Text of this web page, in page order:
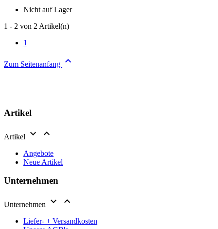
Nicht auf Lager
1 - 2 von 2 Artikel(n)
1
Zum Seitenanfang 
Artikel
Artikel  
Angebote
Neue Artikel
Unternehmen
Unternehmen  
Liefer- + Versandkosten